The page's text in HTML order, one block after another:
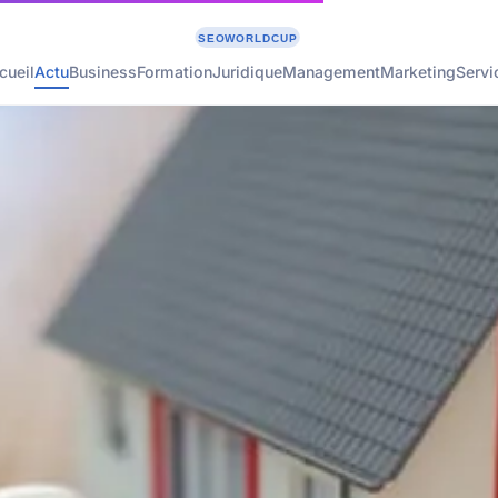
ActuBusinessFormationJuridiqueManagementMarketing